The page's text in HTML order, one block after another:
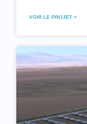
VOIR LE PROJET >